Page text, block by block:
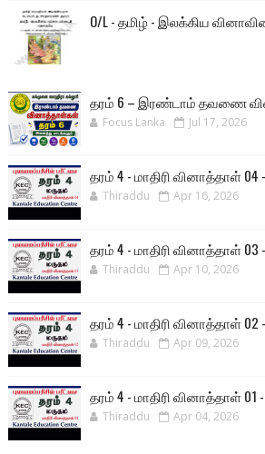
O/L - தமிழ் - இலக்கிய
தரம் 6 – இரண்டாம் தவணை
Focus Lanka Jul 17, 2026
தரம் 4 - மாதிரி வினாத்தாள் 04
Thiraddu Apr 16, 2026
தரம் 4 - மாதிரி வினாத்தாள் 03
Thiraddu Apr 10, 2026
தரம் 4 - மாதிரி வினாத்தாள் 02
Thiraddu Apr 09, 2026
தரம் 4 - மாதிரி வினாத்தாள் 01
Thiraddu Apr 04, 2026